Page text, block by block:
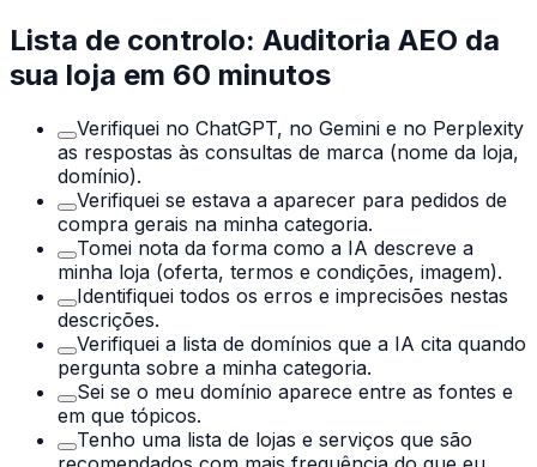
Lista de controlo: Auditoria AEO da
sua loja em 60 minutos
Verifiquei no ChatGPT, no Gemini e no Perplexity
as respostas às consultas de marca (nome da loja,
domínio).
Verifiquei se estava a aparecer para pedidos de
compra gerais na minha categoria.
Tomei nota da forma como a IA descreve a
minha loja (oferta, termos e condições, imagem).
Identifiquei todos os erros e imprecisões nestas
descrições.
Verifiquei a lista de domínios que a IA cita quando
pergunta sobre a minha categoria.
Sei se o meu domínio aparece entre as fontes e
em que tópicos.
Tenho uma lista de lojas e serviços que são